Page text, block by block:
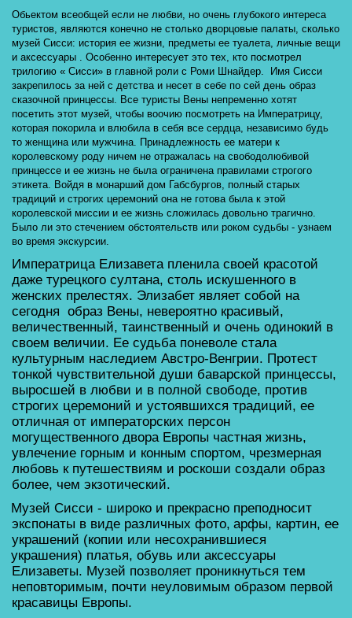
Обьектом всеобщей если не любви, но очень глубокого интереса
туристов, являются конечно не столько дворцовые палаты, сколько
музей Сисси: история ее жизни, предметы ее туалета, личные вещи
и аксессуары . Особенно интересует это тех, кто посмотрел
трилогию « Сисси» в главной роли с Роми Шнайдер.  Имя Сисси
закрепилось за ней с детства и несет в себе по сей день образ
сказочной принцессы. Все туристы Вены непременно хотят
посетить этот музей, чтобы воочию посмотреть на Императрицу,
которая покорила и влюбила в себя все сердца, независимо будь
то женщина или мужчина. Принадлежность ее матери к
королевскому роду ничем не отражалась на свободолюбивой
принцессе и ее жизнь не была ограничена правилами строгого
этикета. Войдя в монарший дом Габсбургов, полный старых
традиций и строгих церемоний она не готова была к этой
королевской миссии и ее жизнь сложилась довольно трагично.
Было ли это стечением обстоятельств или роком судьбы - узнаем
во время экскурсии.
Императрица Елизавета пленила своей красотой
даже турецкого султана, столь искушенного в
женских прелестях. Элизабет являет собой на
сегодня  образ Вены, невероятно красивый,
величественный, таинственный и очень одинокий в
своем величии. Ее судьба поневоле стала
культурным наследием Австро-Венгрии. Протест
тонкой чувствительной души баварской принцессы,
выросшей в любви и в полной свободе, против
строгих церемоний и устоявшихся традиций, ее
отличная от императорских персон
могущественного двора Европы частная жизнь,
увлечение горным и конным спортом, чрезмерная
любовь к путешествиям и роскоши создали образ
более, чем экзотический.
Музей Сисси - широко и прекрасно преподносит
экспонаты в виде различных фото, арфы, картин, ее
украшения) платья, обувь или аксессуары
Елизаветы. Музей позволяет проникнуться тем
неповторимым, почти неуловимым образом первой
красавицы Европы.